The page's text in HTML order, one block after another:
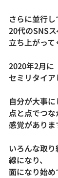
さらに並行し
20代のSNS
立ち上がっ
2020年2月に
セミリタイア
自分が大事
点と点でつ
感覚がありま
いろんな取
線になり、
面になり始め